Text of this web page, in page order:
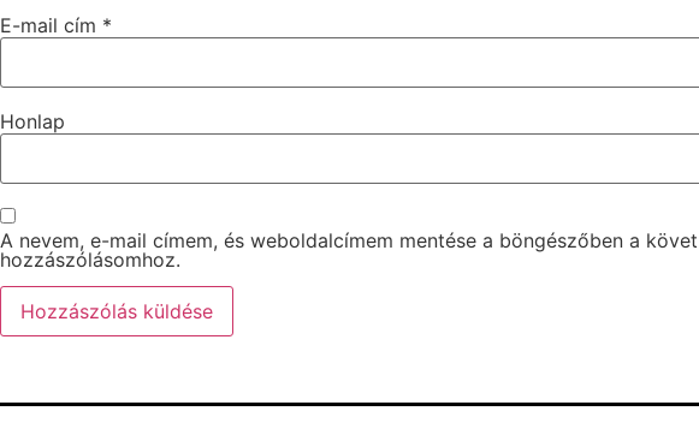
E-mail cím *
Honlap
A nevem, e-mail címem, és weboldalcímem mentése a böngészőben a
hozzászólásomhoz.